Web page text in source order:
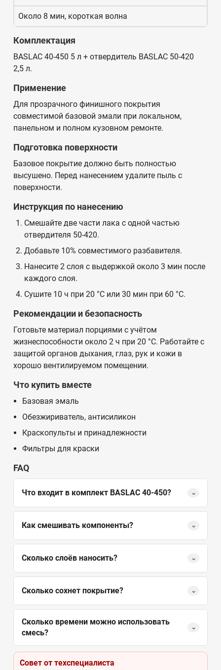
Около 8 мин, короткая волна
Комплектация
BASLAC 40-450 5 л + отвердитель BASLAC 50-420
2,5 л.
Применение
Для прозрачного финишного покрытия
совместимой базовой эмали при локальном,
панельном и полном кузовном ремонте.
Подготовка поверхности
Базовое покрытие должно быть полностью
высушено. Перед нанесением удалите пыль с
поверхности.
Инструкция по нанесению
Смешайте две части лака с одной частью
отвердителя 50-420.
Добавьте 10% совместимого разбавителя.
Нанесите 2 слоя с выдержкой около 3 мин после
каждого слоя.
Сушите 10 ч при 20 °C или 30 мин при 60 °C.
Рекомендации и безопасность
Готовьте материал порциями с учётом
жизнеспособности около 2 ч при 20 °C. Работайте с
защитой органов дыхания, глаз, рук и кожи в
хорошо вентилируемом помещении.
Что купить вместе
Базовая эмаль
Обезжириватель, антисиликон
Краскопульты и принадлежности
Фильтры для краски
FAQ
Что входит в комплект BASLAC 40-450? ⌄
Как смешивать компоненты? ⌄
Сколько слоёв наносить? ⌄
Сколько сохнет покрытие? ⌄
Сколько времени можно использовать
смесь?
⌄
Совет от техспециалиста